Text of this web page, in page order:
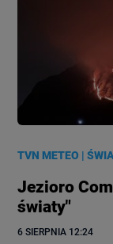
TVN METEO |
Jezioro
światy"
6 SIERPNIA 12:24